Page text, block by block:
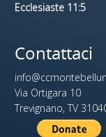
Ecclesiaste 11:5
Contattaci
Via Ortigara 10
Trevignano, TV